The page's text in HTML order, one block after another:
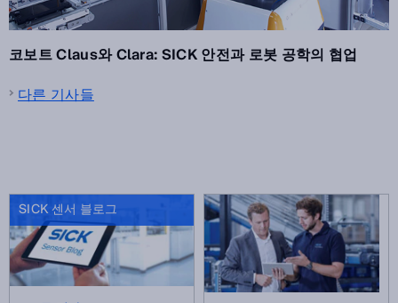
코보트 Claus와 Clara: SICK 안전과 로봇 공학의 협업
다른 기사들
SICK 센서 블로그